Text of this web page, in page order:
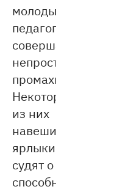
молодые
педагоги
совершают
непростительные
промахи.
Некоторые
из них
навешивают
ярлыки,
судят о
способностях